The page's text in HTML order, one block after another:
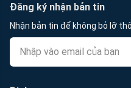
Đăng ký nhận bản tin
Nhận bản tin để không bỏ lỡ